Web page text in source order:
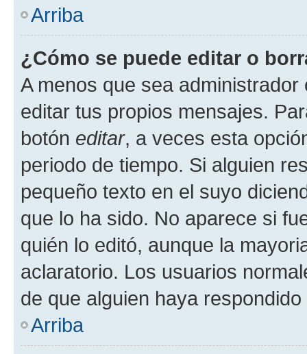
Arriba
¿Cómo se puede editar o
A menos que sea
editar tus propios mensajes.
botón editar, a veces esta
periodo de tiempo. Si alguien
pequeño texto en el suyo
que lo ha sido. No aparece si
quién lo editó, aunque la
aclaratorio. Los usuarios
de que alguien haya
Arriba